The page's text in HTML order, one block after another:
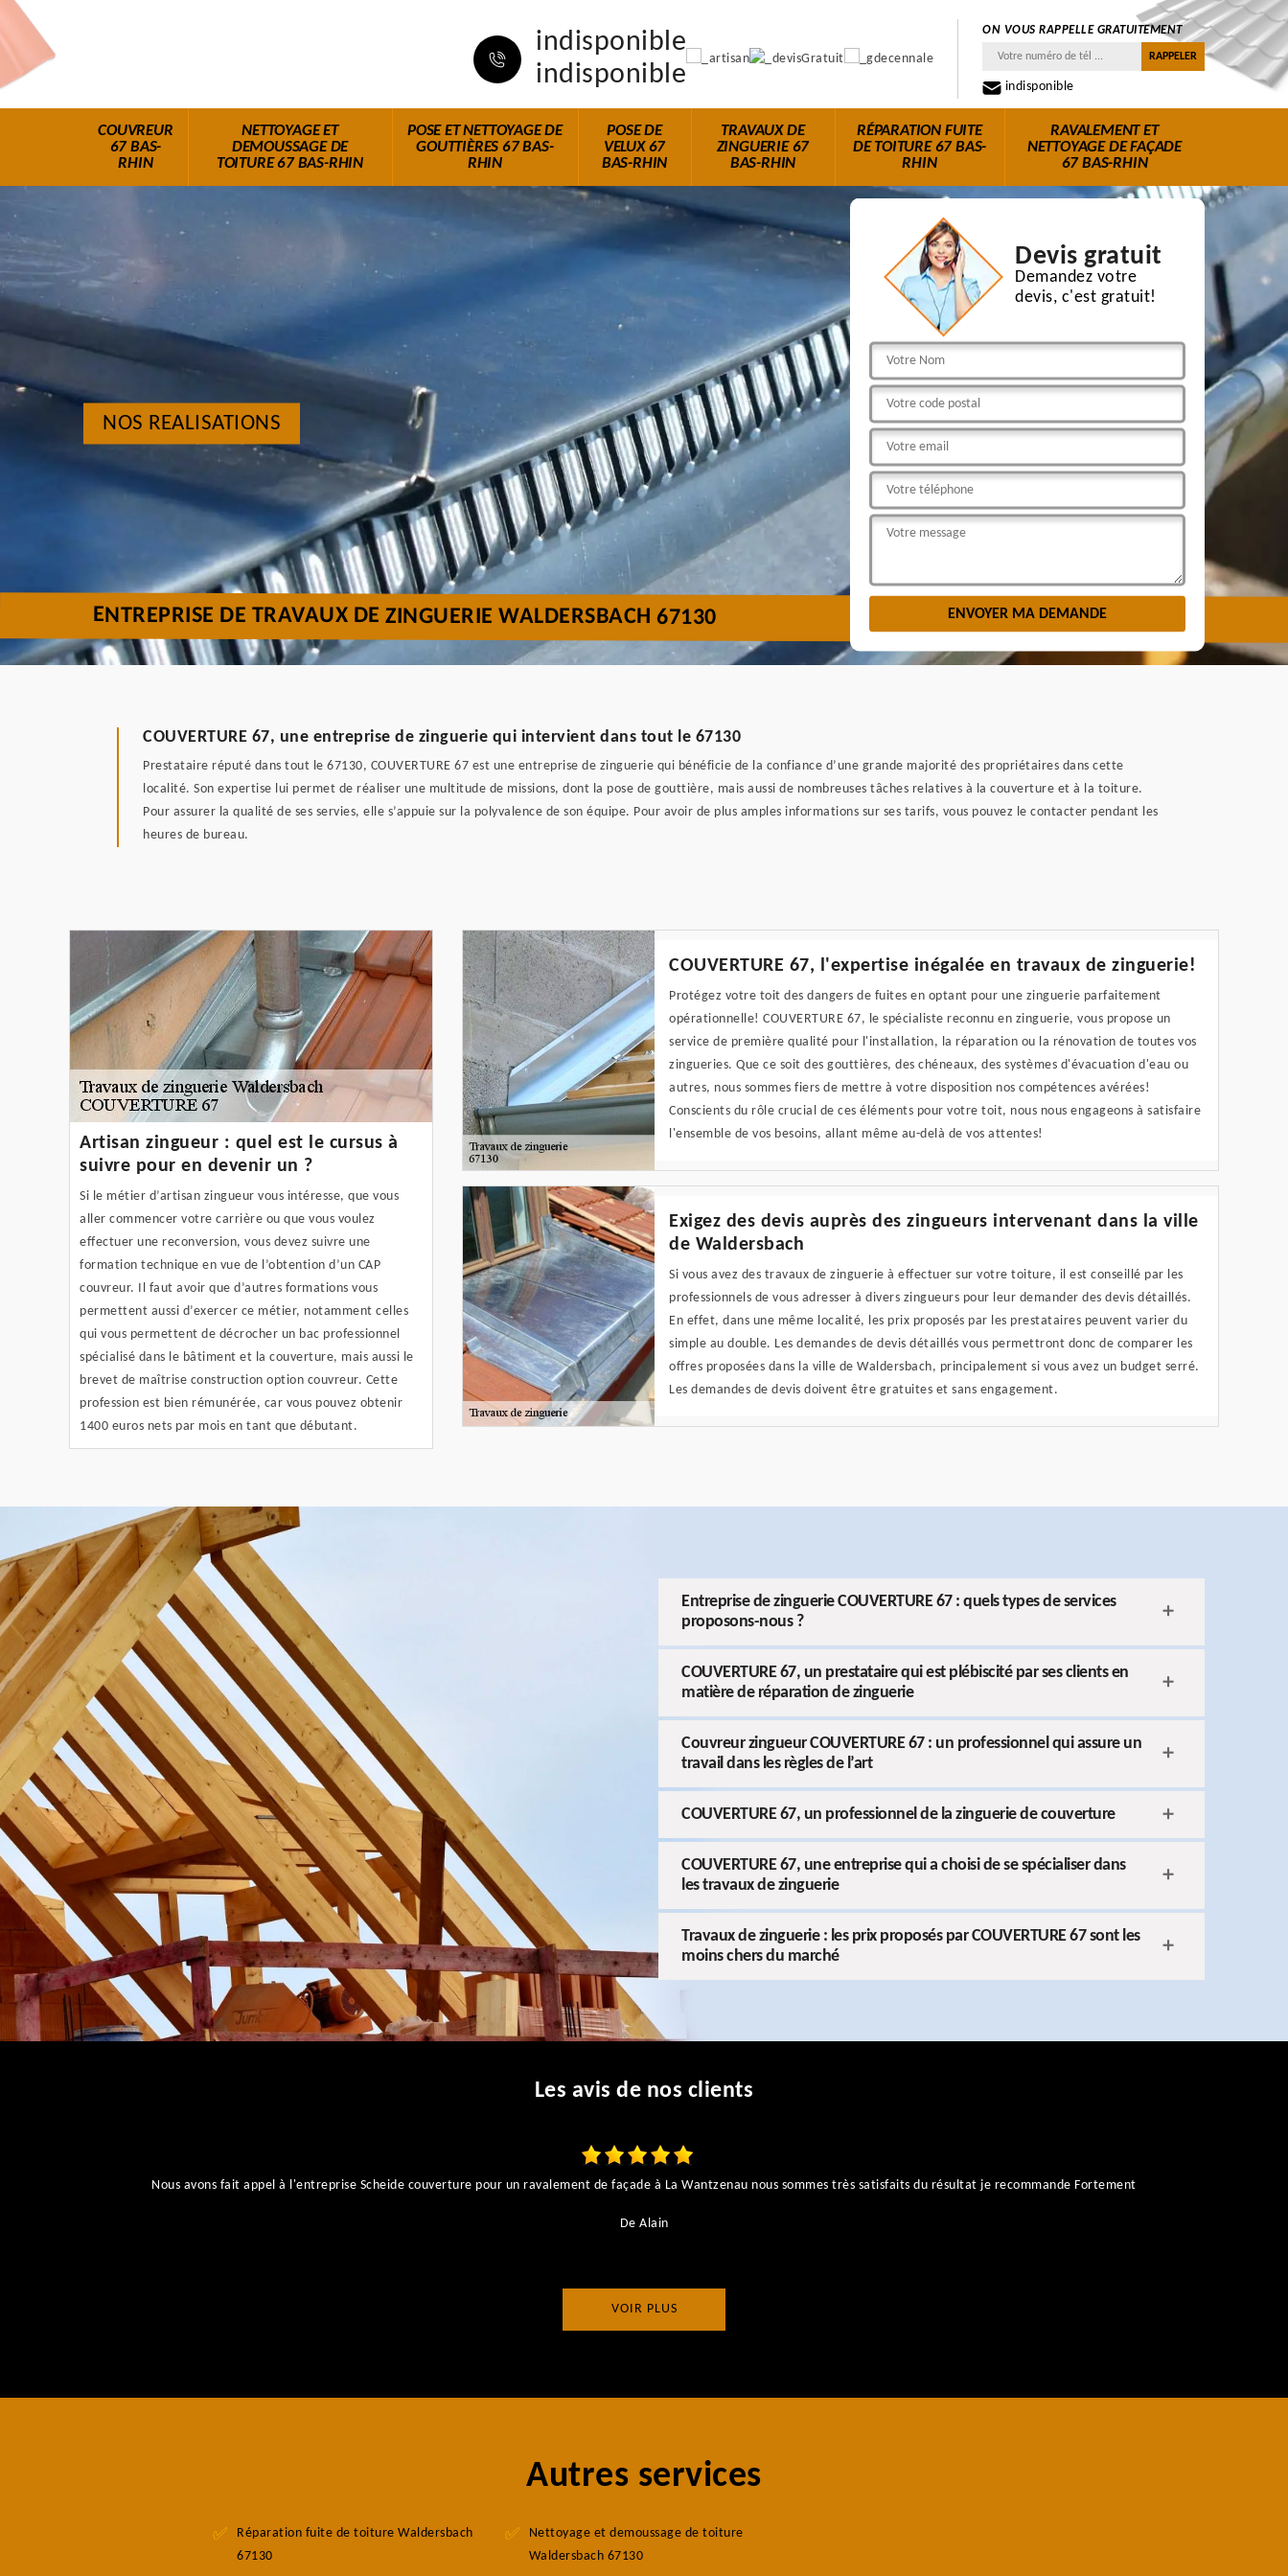
indisponible
indisponible
ON VOUS RAPPELLE GRATUITEMENT
indisponible
COUVREUR
67 BAS-
RHIN
NETTOYAGE ET
DEMOUSSAGE DE
TOITURE 67 BAS-RHIN
POSE ET NETTOYAGE DE
GOUTTIÈRES 67 BAS-
RHIN
POSE DE
VELUX 67
BAS-RHIN
TRAVAUX DE
ZINGUERIE 67
BAS-RHIN
RÉPARATION FUITE
DE TOITURE 67 BAS-
RHIN
RAVALEMENT ET
NETTOYAGE DE FAÇADE
67 BAS-RHIN
NOS REALISATIONS
Devis gratuit
Demandez votre
devis, c'est gratuit!
ENTREPRISE DE TRAVAUX DE ZINGUERIE WALDERSBACH 67130
COUVERTURE 67, une entreprise de zinguerie qui intervient dans tout le 67130
Prestataire réputé dans tout le 67130, COUVERTURE 67 est une entreprise de zinguerie qui bénéficie de la confiance d’une grande majorité des propriétaires dans cette
localité. Son expertise lui permet de réaliser une multitude de missions, dont la pose de gouttière, mais aussi de nombreuses tâches relatives à la couverture et à la toiture.
Pour assurer la qualité de ses servies, elle s’appuie sur la polyvalence de son équipe. Pour avoir de plus amples informations sur ses tarifs, vous pouvez le contacter pendant les
heures de bureau.
Artisan zingueur : quel est le cursus à
suivre pour en devenir un ?
Si le métier d’artisan zingueur vous intéresse, que vous
aller commencer votre carrière ou que vous voulez
effectuer une reconversion, vous devez suivre une
formation technique en vue de l’obtention d’un CAP
couvreur. Il faut avoir que d’autres formations vous
permettent aussi d’exercer ce métier, notamment celles
qui vous permettent de décrocher un bac professionnel
spécialisé dans le bâtiment et la couverture, mais aussi le
brevet de maîtrise construction option couvreur. Cette
profession est bien rémunérée, car vous pouvez obtenir
1400 euros nets par mois en tant que débutant.
COUVERTURE 67, l'expertise inégalée en travaux de zinguerie!
Protégez votre toit des dangers de fuites en optant pour une zinguerie parfaitement
opérationnelle! COUVERTURE 67, le spécialiste reconnu en zinguerie, vous propose un
service de première qualité pour l'installation, la réparation ou la rénovation de toutes vos
zingueries. Que ce soit des gouttières, des chéneaux, des systèmes d'évacuation d'eau ou
autres, nous sommes fiers de mettre à votre disposition nos compétences avérées!
Conscients du rôle crucial de ces éléments pour votre toit, nous nous engageons à satisfaire
l'ensemble de vos besoins, allant même au-delà de vos attentes!
Exigez des devis auprès des zingueurs intervenant dans la ville
de Waldersbach
Si vous avez des travaux de zinguerie à effectuer sur votre toiture, il est conseillé par les
professionnels de vous adresser à divers zingueurs pour leur demander des devis détaillés.
En effet, dans une même localité, les prix proposés par les prestataires peuvent varier du
simple au double. Les demandes de devis détaillés vous permettront donc de comparer les
offres proposées dans la ville de Waldersbach, principalement si vous avez un budget serré.
Les demandes de devis doivent être gratuites et sans engagement.
Entreprise de zinguerie COUVERTURE 67 : quels types de services
proposons-nous ?
COUVERTURE 67, un prestataire qui est plébiscité par ses clients en
matière de réparation de zinguerie
Couvreur zingueur COUVERTURE 67 : un professionnel qui assure un
travail dans les règles de l’art
COUVERTURE 67, un professionnel de la zinguerie de couverture
COUVERTURE 67, une entreprise qui a choisi de se spécialiser dans
les travaux de zinguerie
Travaux de zinguerie : les prix proposés par COUVERTURE 67 sont les
moins chers du marché
Les avis de nos clients
Nous avons fait appel à l'entreprise Scheide couverture pour un ravalement de façade à La Wantzenau nous sommes très satisfaits du résultat je recommande Fortement
De Alain
VOIR PLUS
Autres services
Réparation fuite de toiture Waldersbach
67130
Nettoyage et demoussage de toiture
Waldersbach 67130